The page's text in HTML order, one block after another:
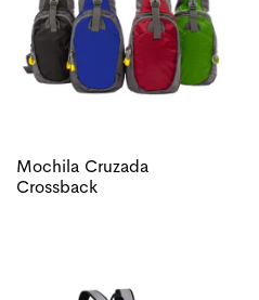
Mochila Cruzada
Crossback